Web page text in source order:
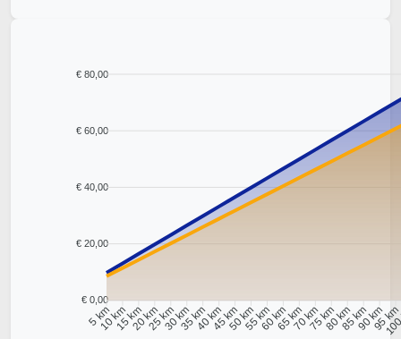
€ 80,00
€ 60,00
€ 40,00
€ 20,00
€ 0,00
5 km
10 km15 km20 km25 km30 km35 km40 km45 km50 km55 km60 km65 km70 km75 km80 km85 km90 km95 km